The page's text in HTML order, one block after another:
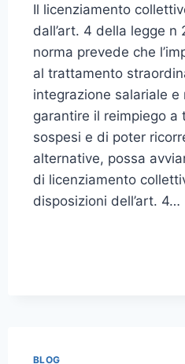
Il licenziamento
dall’art. 4 della legge n
norma prevede che
al trattamento
integrazione salariale e
garantire il reimpiego a
sospesi e di poter
alternative, possa
di licenziamento
disposizioni dell’art. 4…
BLOG